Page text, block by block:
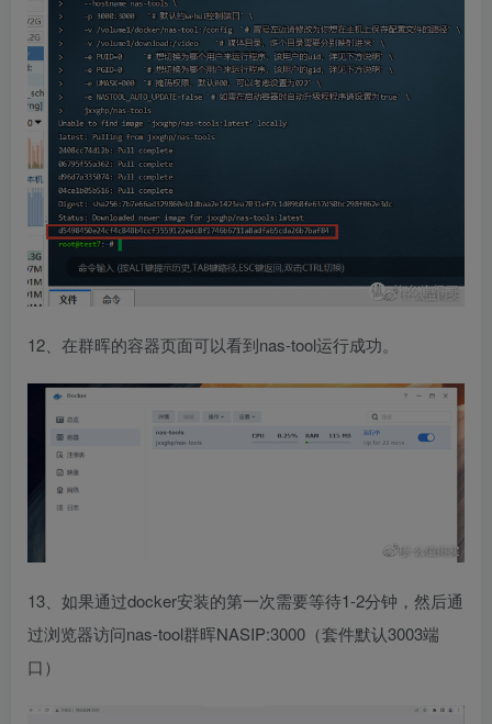
12、在群晖的容器页面可以看到nas-tool运行成功。
13、如果通过docker安装的第一次需要等待1-2分钟，然后通
过浏览器访问nas-tool群晖NASIP:3000（套件默认3003端
口）